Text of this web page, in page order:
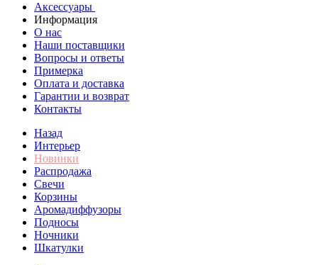
Аксессуары
Информация
О нас
Наши поставщики
Вопросы и ответы
Примерка
Оплата и доставка
Гарантии и возврат
Контакты
Назад
Интерьер
Новинки
Распродажа
Свечи
Корзины
Аромадиффузоры
Подносы
Ночники
Шкатулки